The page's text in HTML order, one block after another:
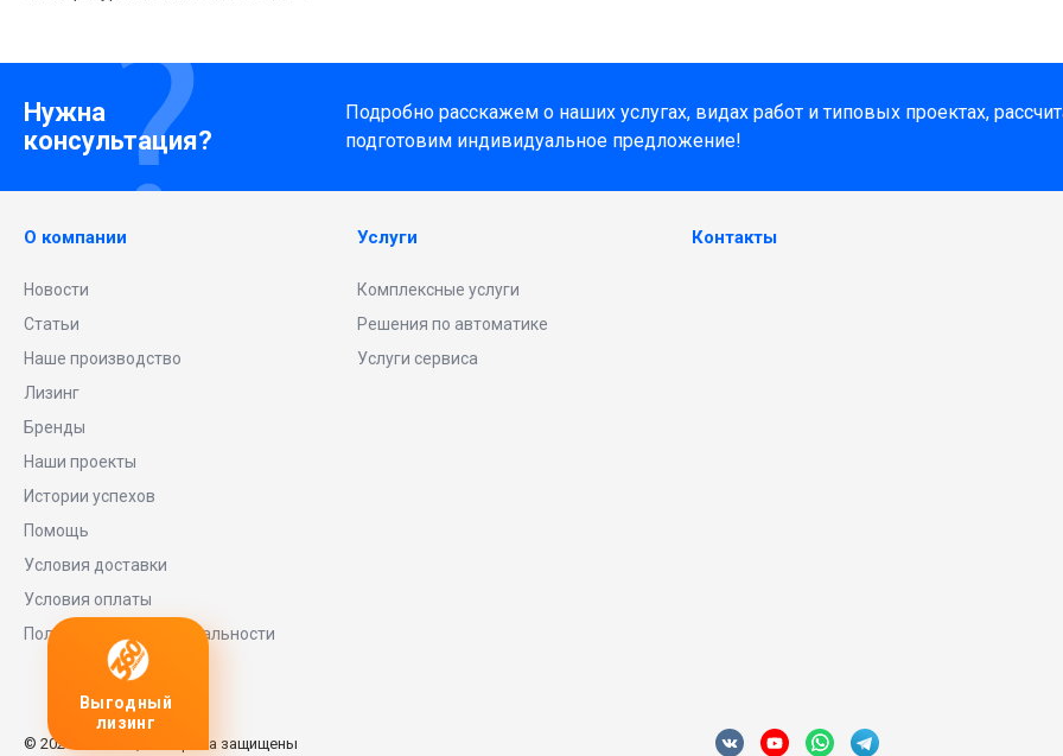
Нужна
консультация?
Подробно расскажем о наших услугах, видах работ и типовых проектах,
подготовим индивидуальное предложение!
О компании
Новости
Статьи
Наше производство
Лизинг
Бренды
Наши проекты
Истории успехов
Помощь
Условия доставки
Условия оплаты
Политика конфиденциальности
Услуги
Комплексные услуги
Решения по автоматике
Услуги сервиса
Контакты
© 2026 Universe, Все права защищены
Любое
оборудование